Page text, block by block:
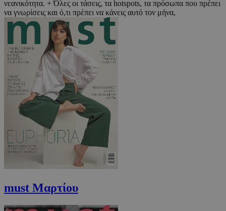
νεανικότητα. + Όλες οι τάσεις, τα hotspots, τα πρόσωπα που πρέπει
να γνωρίσεις και ό,τι πρέπει να κάνεις αυτό τον μήνα,
must Μαρτίου